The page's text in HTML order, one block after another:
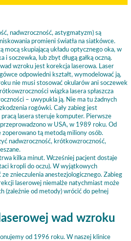
nadwzroczność, astygmatyzm) są
promieni światła na siatkówce.
mocą skupiającą układu optycznego oka, w
i soczewka, lub zbyt długą gałką oczną.
wzroku jest korekcja laserowa. Laser
odpowiedni kształt, wymodelować ją,
nie musi stosować okularów ani soczewek
wiązka lasera spłaszcza
– uwypukla ją. Nie ma tu żadnych
rogówki. Cały zabieg jest
lasera steruje komputer. Pierwsze
w USA, w 1989 roku. Od
tą metodą miliony osób.
nadwzroczność, krótkowzroczność,
kilka minut. Wcześniej pacjent dostaje
kropli do oczu). W wyjątkowych
znieczulenia anestezjologicznego. Zabieg
laserowej niemalże natychmiast może
(zależnie od metody) wrócić do pełnej
wad wzroku
od 1996 roku. W naszej klinice